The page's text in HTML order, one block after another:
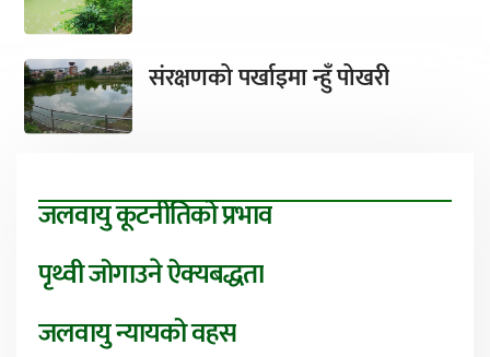
संरक्षणको पर्खाइमा न्हुँ पोखरी
जलवायु कूटनीतिको प्रभाव
पृथ्वी जोगाउने ऐक्यबद्धता
जलवायु न्यायको वहस